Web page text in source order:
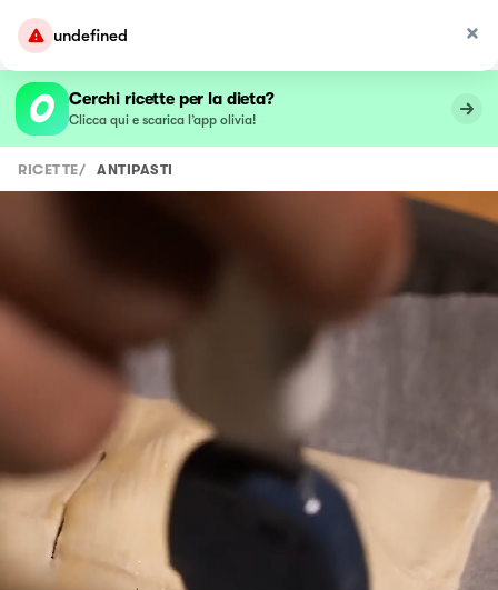
undefined
Cerchi ricette per la dieta?
Clicca qui e scarica l’app olivia!
RICETTE/ ANTIPASTI